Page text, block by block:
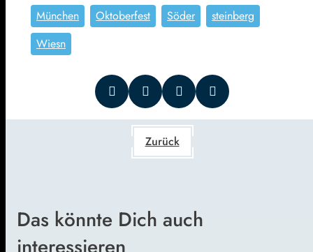
München Oktoberfest Söder
steinberg
Wiesn
Zurück
Das könnte Dich auch